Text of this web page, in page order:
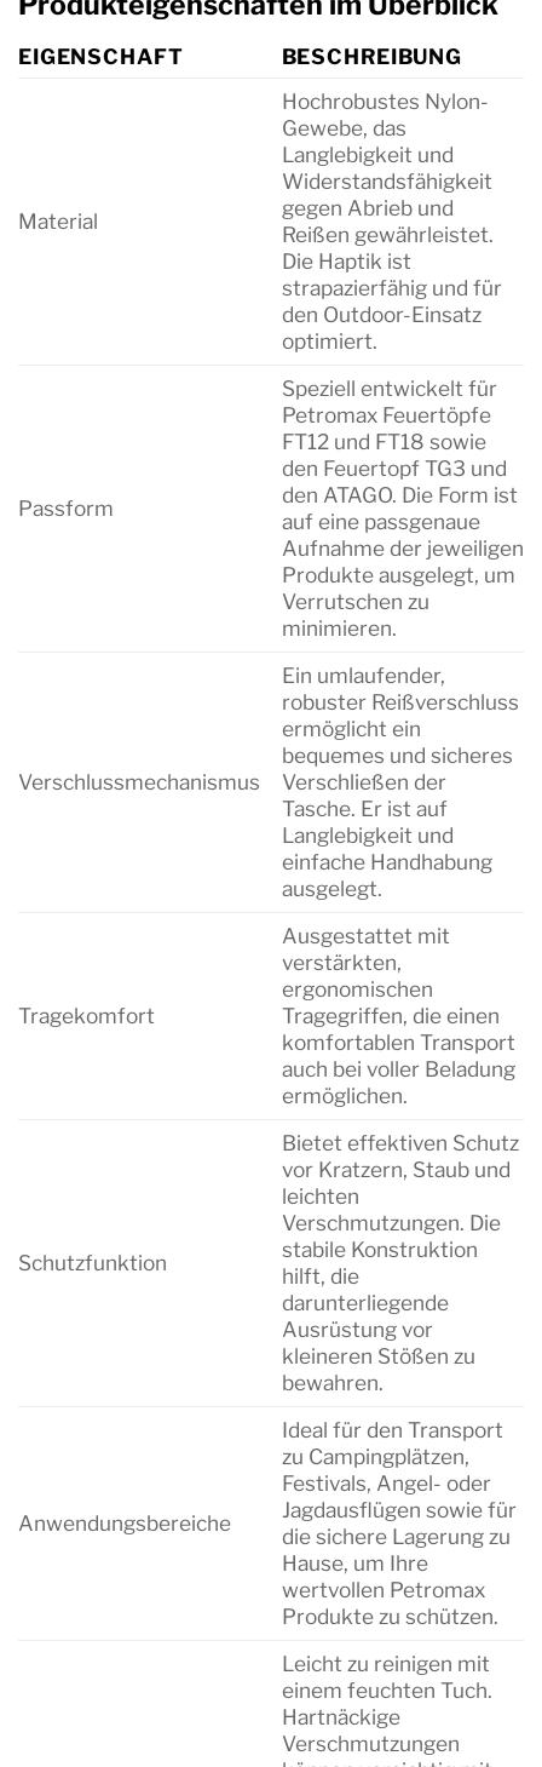
EIGENSCHAFT BESCHREIBUNG
Material
Hochrobustes Nylon-
Gewebe, das
Langlebigkeit und
Widerstandsfähigkeit
gegen Abrieb und
Reißen gewährleistet.
Die Haptik ist
strapazierfähig und für
den Outdoor-Einsatz
optimiert.
Passform
Speziell entwickelt für
Petromax Feuertöpfe
FT12 und FT18 sowie
den Feuertopf TG3 und
den ATAGO. Die Form ist
auf eine passgenaue
Aufnahme der jeweiligen
Produkte ausgelegt, um
Verrutschen zu
minimieren.
Verschlussmechanismus
Ein umlaufender,
robuster Reißverschluss
ermöglicht ein
bequemes und sicheres
Verschließen der
Tasche. Er ist auf
Langlebigkeit und
einfache Handhabung
ausgelegt.
Tragekomfort
Ausgestattet mit
verstärkten,
ergonomischen
Tragegriffen, die einen
komfortablen Transport
auch bei voller Beladung
ermöglichen.
Schutzfunktion
Bietet effektiven Schutz
vor Kratzern, Staub und
leichten
Verschmutzungen. Die
stabile Konstruktion
hilft, die
darunterliegende
Ausrüstung vor
kleineren Stößen zu
bewahren.
Anwendungsbereiche
Ideal für den Transport
zu Campingplätzen,
Festivals, Angel- oder
Jagdausflügen sowie für
die sichere Lagerung zu
Hause, um Ihre
wertvollen Petromax
Produkte zu schützen.
Leicht zu reinigen mit
einem feuchten Tuch.
Hartnäckige
Verschmutzungen